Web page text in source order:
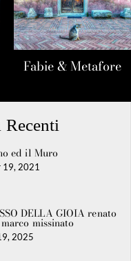
Fabie & Metafore
ed il Muro
19, 2021
DELLA GIOIA renato
missinato
2025